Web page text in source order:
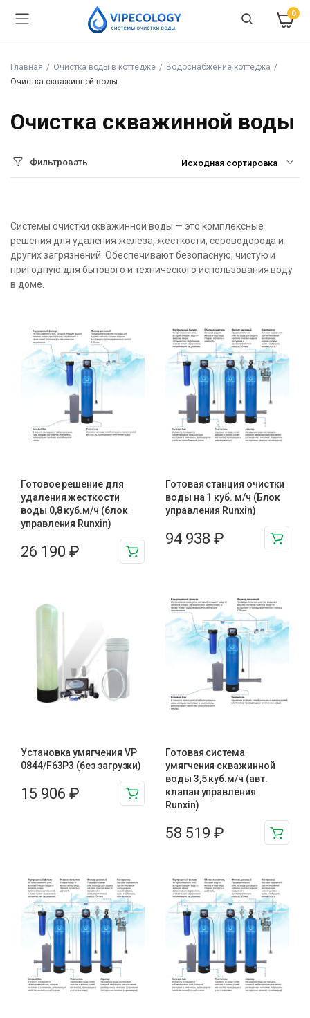
0
Главная Очистка воды в коттедже
Водоснабжение коттеджа
Очистка скважинной воды
Очистка скважинной воды
Фильтровать
Системы очистки скважинной воды — это комплексные
решения для удаления железа, жёсткости, сероводорода и
других загрязнений. Обеспечивают безопасную, чистую и
пригодную для бытового и технического использования воду
в доме.
Готовое решение для
удаления жесткости
воды 0,8 куб.м/ч (блок
управления Runxin)
26 190 ₽
Готовая станция очистки
воды на 1 куб. м/ч (Блок
управления Runxin)
94 938 ₽
Установка умягчения VP
0844/F63P3 (без загрузки)
15 906 ₽
Готовая система
умягчения скважинной
воды 3,5 куб.м/ч (авт.
клапан управления
Runxin)
58 519 ₽